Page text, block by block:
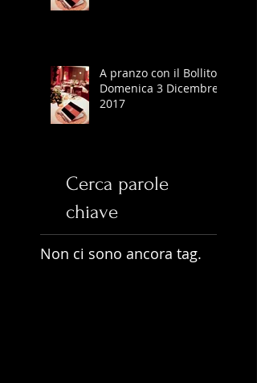
A pranzo con il Bollito -
Domenica 3 Dicembre
2017
Cerca parole
chiave
Non ci sono ancora tag.